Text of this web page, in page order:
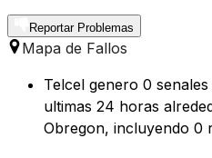
Reportar Problemas
Mapa de Fallos
Telcel genero 0
ultimas 24 horas
Obregon, incluyendo 0